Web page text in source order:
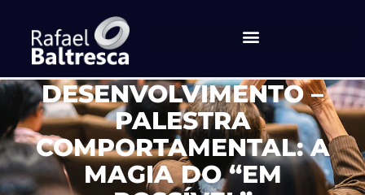
CONGRESSO BRASILEIRO
DE TREINAMENTO E
DESENVOLVIMENTO –
PALESTRA
COMPORTAMENTAL: A
MAGIA DO “EM